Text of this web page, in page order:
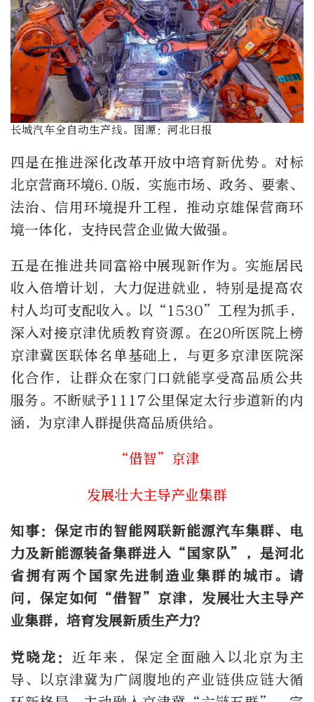
长城汽车全自动生产线。图源：河北日报
四是在推进深化改革开放中培育新优势。对标
北京营商环境6.0版，实施市场、政务、要素、
法治、信用环境提升工程，推动京雄保营商环
境一体化，支持民营企业做大做强。
五是在推进共同富裕中展现新作为。实施居民
收入倍增计划，大力促进就业，特别是提高农
村人均可支配收入。以“1530”工程为抓手，
深入对接京津优质教育资源。在20所医院上榜
京津冀医联体名单基础上，与更多京津医院深
化合作，让群众在家门口就能享受高品质公共
服务。不断赋予1117公里保定太行步道新的内
涵，为京津人群提供高品质供给。
“借智”京津
发展壮大主导产业集群
知事：保定市的智能网联新能源汽车集群、电
力及新能源装备集群进入“国家队”，是河北
省拥有两个国家先进制造业集群的城市。请
问，保定如何“借智”京津，发展壮大主导产
业集群，培育发展新质生产力？
党晓龙：近年来，保定全面融入以北京为主
导、以京津冀为广阔腹地的产业链供应链大循